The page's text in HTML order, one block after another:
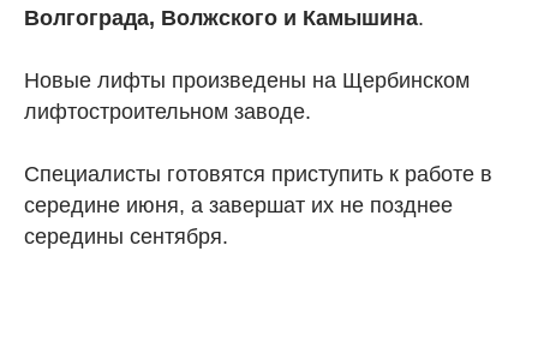
Волгограда, Волжского и Камышина.
Новые лифты произведены на Щербинском
лифтостроительном заводе.
Специалисты готовятся приступить к работе в
середине июня, а завершат их не позднее
середины сентября.